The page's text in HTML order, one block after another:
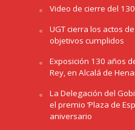
Video de cierre del
UGT cierra los actos
objetivos cumplidos
Exposición 130 años
Rey, en Alcalá de
La Delegación del
el premio ‘Plaza de
aniversario